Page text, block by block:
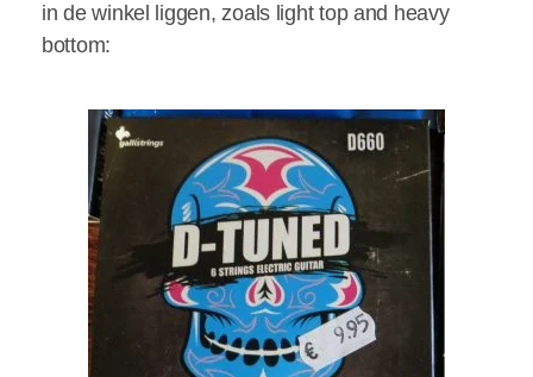
in de winkel liggen, zoals light top and heavy
bottom: